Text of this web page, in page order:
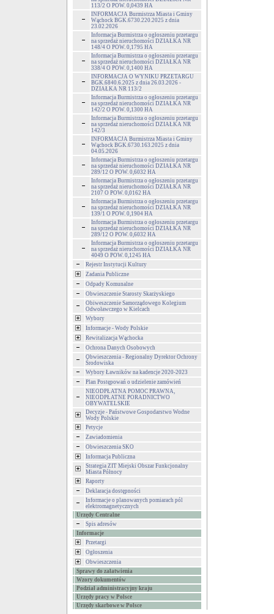
113/2 O POW. 0,0439 HA
INFORMACJA Burmistrza Miasta i Gminy
Wąchock BGK.6730.220.2025 z dnia
23.02.2026
Informacja Burmistrza o ogłoszeniu przetargu
na sprzedaż nieruchomości DZIAŁKA NR
148/4 O POW. 0,1795 HA
Informacja Burmistrza o ogłoszeniu przetargu
na sprzedaż nieruchomości DZIAŁKA NR
338/4 O POW. 0,1400 HA
INFORMACJA O WYNIKU PRZETARGU
BGK.6840.6.2025 z dnia 26.03.2026 -
DZIAŁKA NR 113/2
Informacja Burmistrza o ogłoszeniu przetargu
na sprzedaż nieruchomości DZIAŁKA NR
142/2 O POW. 0,1300 HA
Informacja Burmistrza o ogłoszeniu przetargu
na sprzedaż nieruchomości DZIAŁKA NR
142/3
INFORMACJA Burmistrza Miasta i Gminy
Wąchock BGK.6730.163.2025 z dnia
04.05.2026
Informacja Burmistrza o ogłoszeniu przetargu
na sprzedaż nieruchomości DZIAŁKA NR
289/12 O POW. 0,6032 HA
Informacja Burmistrza o ogłoszeniu przetargu
na sprzedaż nieruchomości DZIAŁKA NR
2107 O POW. 0,0162 HA
Informacja Burmistrza o ogłoszeniu przetargu
na sprzedaż nieruchomości DZIAŁKA NR
139/1 O POW. 0,1904 HA
Informacja Burmistrza o ogłoszeniu przetargu
na sprzedaż nieruchomości DZIAŁKA NR
289/12 O POW. 0,6032 HA
Informacja Burmistrza o ogłoszeniu przetargu
na sprzedaż nieruchomości DZIAŁKA NR
4049 O POW. 0,1245 HA
Rejestr Instytucji Kultury
Zadania Publiczne
Odpady Komunalne
Obwieszczenie Starosty Skarżyskiego
Obiweszczenie Samorządowego Kolegium
Odwoławczego w Kielcach
Wybory
Informacje - Wody Polskie
Rewitalizacja Wąchocka
Ochrona Danych Osobowych
Obwieszczenia - Regionalny Dyrektor Ochrony
Środowiska
Wybory Ławników na kadencje 2020-2023
Plan Postępowań o udzielenie zamówień
NIEODPŁATNA POMOC PRAWNA,
NIEODPŁATNE PORADNICTWO
OBYWATELSKIE
Decyzje - Państwowe Gospodarstwo Wodne
Wody Polskie
Petycje
Zawiadomienia
Obwieszczenia SKO
Informacja Publiczna
Strategia ZIT Miejski Obszar Funkcjonalny
Miasta Północy
Raporty
Deklaracja dostępności
Informacje o planowanych pomiarach pól
elektromagnetycznych
Urzędy Centralne
Spis adresów
Informacje
Przetargi
Ogłoszenia
Obwieszczenia
Sprawy do załatwienia
Wzory dokumentów
Podział administracyjny kraju
Urzędy pracy w Polsce
Urzędy skarbowe w Polsce